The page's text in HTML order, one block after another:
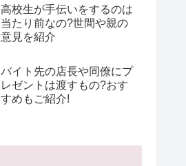
高校生が手伝いをするのは
当たり前なの?世間や親の
意見を紹介
バイト先の店長や同僚にプ
レゼントは渡すもの?おす
すめもご紹介!